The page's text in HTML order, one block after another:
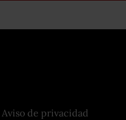
Aviso de privacidad